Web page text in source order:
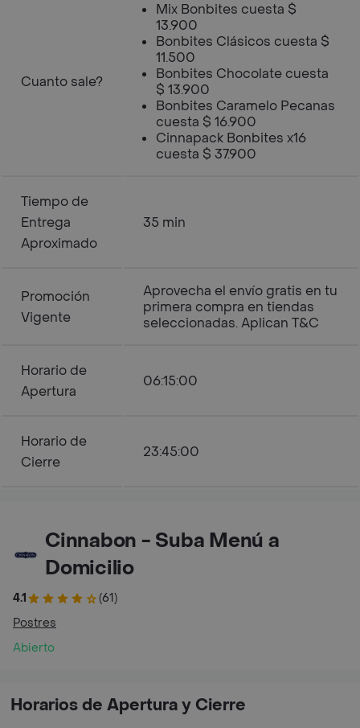
Cuanto sale?
Mix Bonbites cuesta $
13.900
Bonbites Clásicos cuesta $
11.500
Bonbites Chocolate cuesta
$ 13.900
Bonbites Caramelo Pecanas
cuesta $ 16.900
Cinnapack Bonbites x16
cuesta $ 37.900
Tiempo de
Entrega
Aproximado
35 min
Promoción
Vigente
Aprovecha el envío gratis en tu
primera compra en tiendas
seleccionadas. Aplican T&C
Horario de
Apertura
06:15:00
Horario de
Cierre
23:45:00
Cinnabon - Suba Menú a
Domicilio
4.1
(61)
Postres
Abierto
Horarios de Apertura y Cierre